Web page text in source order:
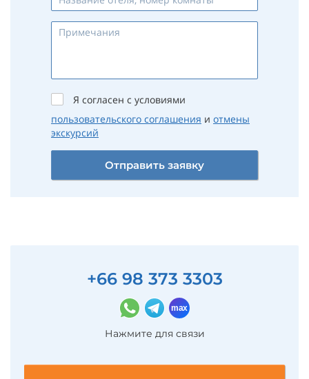
Я согласен с условиями
пользовательского соглашения и отмены
экскурсий
Отправить заявку
+66 98 373 3303
Нажмите для связи